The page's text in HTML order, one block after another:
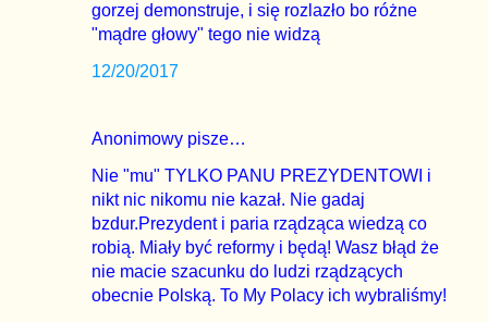
gorzej demonstruje, i się rozlazło bo różne
"mądre głowy" tego nie widzą
12/20/2017
Anonimowy pisze…
Nie "mu" TYLKO PANU PREZYDENTOWI i
nikt nic nikomu nie kazał. Nie gadaj
bzdur.Prezydent i paria rządząca wiedzą co
robią. Miały być reformy i będą! Wasz błąd że
nie macie szacunku do ludzi rządzących
obecnie Polską. To My Polacy ich wybraliśmy!